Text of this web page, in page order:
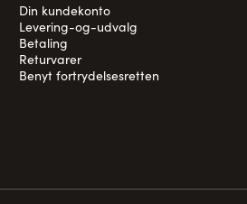
Din kundekonto
Levering-og-udvalg
Betaling
Returvarer
Benyt fortrydelsesretten